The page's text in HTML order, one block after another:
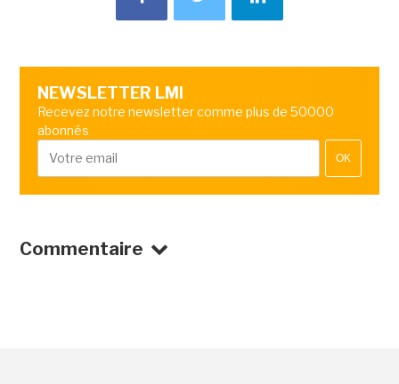
NEWSLETTER LMI
Recevez notre newsletter comme plus de 50000
abonnés
OK
Commentaire